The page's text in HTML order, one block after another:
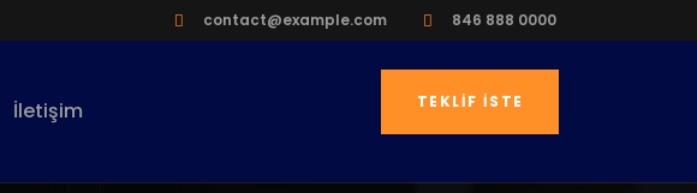
contact@example.com 846 888 0000
İletişim TEKLIF İSTE